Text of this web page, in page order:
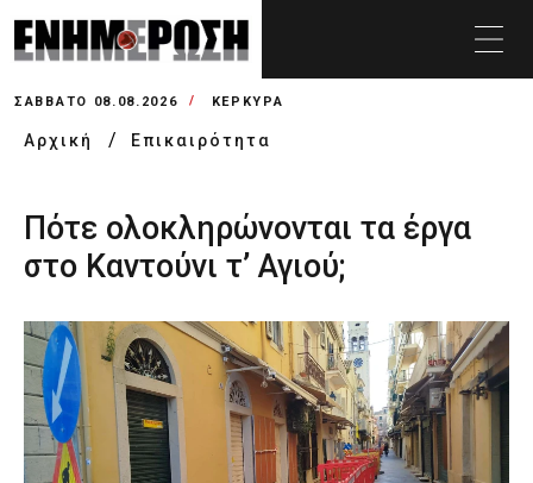
ΣΆΒΒΑΤΟ 08.08.2026 ΚΕΡΚΥΡΑ
Αρχική Επικαιρότητα
Πότε ολοκληρώνονται τα έργα
στο Καντούνι τ’ Αγιού;